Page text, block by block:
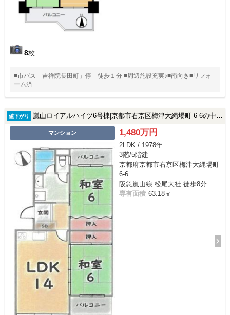
8枚
■市バス「吉祥院長田町」停 徒歩１分 ■周辺施設充実♪■南向き■リフォ
ーム済
値下がり 嵐山ロイアルハイツ6号棟|京都市右京区梅津大縄場町 6-6の中古マンション
マンション 1,480万円
2LDK / 1978年
3階/5階建
京都府京都市右京区梅津大縄場町
6-6
阪急嵐山線 松尾大社 徒歩8分
専有面積 63.18㎡